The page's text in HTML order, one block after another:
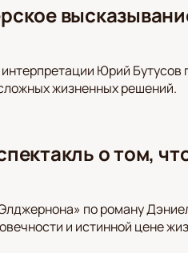
Юрий
жизненных решений.
о том,
по роману
и истинной цене